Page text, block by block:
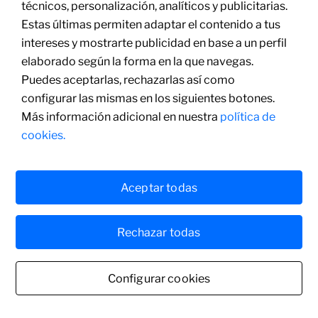
técnicos, personalización, analíticos y publicitarias.
Estas últimas permiten adaptar el contenido a tus
intereses y mostrarte publicidad en base a un perfil
elaborado según la forma en la que navegas.
Puedes aceptarlas, rechazarlas así como
configurar las mismas en los siguientes botones.
Más información adicional en nuestra política de
cookies.
Configurar cookies
Rechazar todas
Aceptar todas